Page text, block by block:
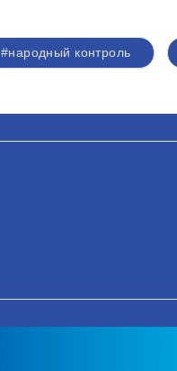
#народный контроль